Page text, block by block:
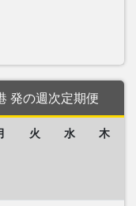
発の週次定期便
火 水 木